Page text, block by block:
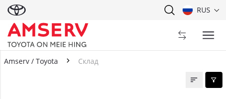
RUS
Amserv / Toyota Склад